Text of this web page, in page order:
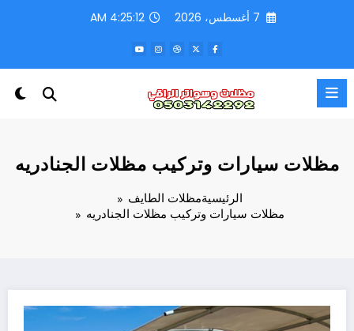
7 أغسطس، 2026 4:25:15 AM
مظلات سيارات وتركيب مظلات الجنادريه
الرئيسيةمظلات الطايف
مظلات سيارات وتركيب مظلات الجنادريه